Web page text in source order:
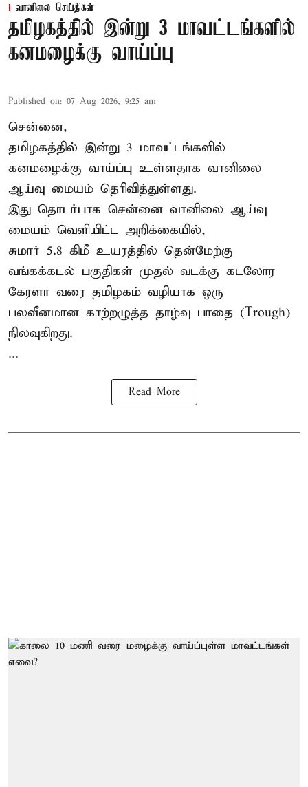
வானிலை செய்திகள்
தமிழகத்தில் இன்று 3 மாவட்டங்களில்
கனமழைக்கு வாய்ப்பு
Published on: 07 Aug 2026, 9:25 am
சென்னை,
தமிழகத்தில் இன்று 3 மாவட்டங்களில்
கனமழைக்கு வாய்ப்பு உள்ளதாக வானிலை
ஆய்வு மையம் தெரிவித்துள்ளது.
இது தொடர்பாக சென்னை வானிலை ஆய்வு
மையம் வெளியிட்ட அறிக்கையில்,
சுமார் 5.8 கிமீ உயரத்தில் தென்மேற்கு
வங்கக்கடல் பகுதிகள் முதல் வடக்கு கடலோர
கேரளா வரை தமிழகம் வழியாக ஒரு
பலவீனமான காற்றழுத்த தாழ்வு பாதை (Trough)
நிலவுகிறது.
...
Read More